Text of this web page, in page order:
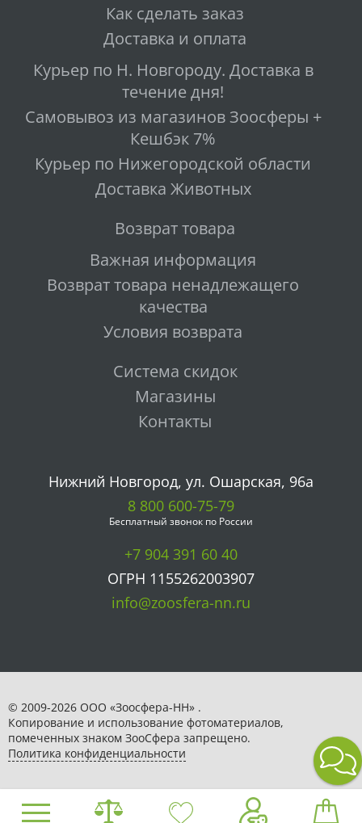
Как сделать заказ
Доставка и оплата
Курьер по Н. Новгороду. Доставка в
течение дня!
Самовывоз из магазинов Зоосферы +
Кешбэк 7%
Курьер по Нижегородской области
Доставка Животных
Возврат товара
Важная информация
Возврат товара ненадлежащего
качества
Условия возврата
Система скидок
Магазины
Контакты
Нижний Новгород, ул. Ошарская, 96а
8 800 600-75-79
Бесплатный звонок по России
+7 904 391 60 40
ОГРН 1155262003907
info@zoosfera-nn.ru
© 2009-2026 ООО «Зоосфера-НН» .
Копирование и использование фотоматериалов,
помеченных знаком ЗooСфера запрещено.
Политика конфиденциальности